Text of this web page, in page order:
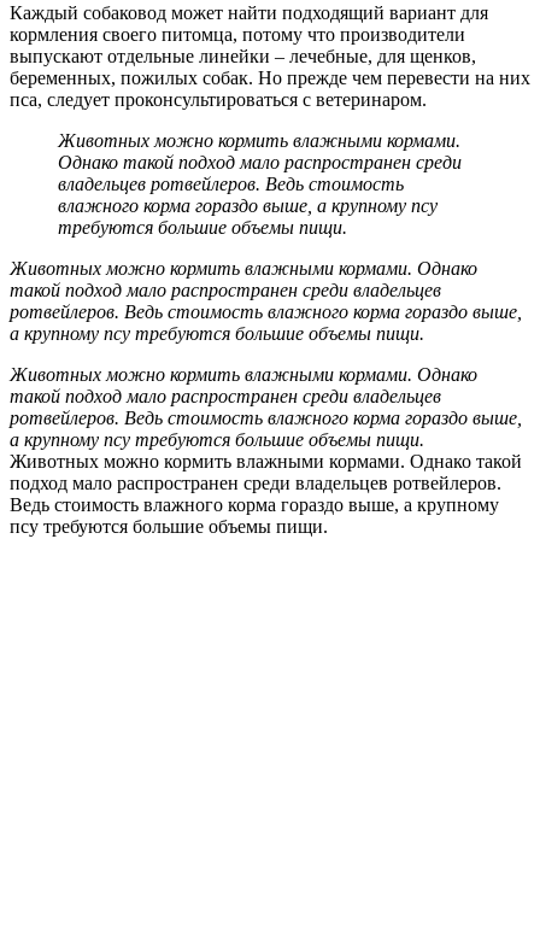
Каждый собаковод может найти подходящий вариант для
кормления своего питомца, потому что производители
выпускают отдельные линейки – лечебные, для щенков,
беременных, пожилых собак. Но прежде чем перевести на них
пса, следует проконсультироваться с ветеринаром.
Животных можно кормить влажными кормами.
Однако такой подход мало распространен среди
владельцев ротвейлеров. Ведь стоимость
влажного корма гораздо выше, а крупному псу
требуются большие объемы пищи.
Животных можно кормить влажными кормами. Однако
такой подход мало распространен среди владельцев
ротвейлеров. Ведь стоимость влажного корма гораздо выше,
а крупному псу требуются большие объемы пищи.
Животных можно кормить влажными кормами. Однако
такой подход мало распространен среди владельцев
ротвейлеров. Ведь стоимость влажного корма гораздо выше,
а крупному псу требуются большие объемы пищи.
Животных можно кормить влажными кормами. Однако такой
подход мало распространен среди владельцев ротвейлеров.
Ведь стоимость влажного корма гораздо выше, а крупному
псу требуются большие объемы пищи.